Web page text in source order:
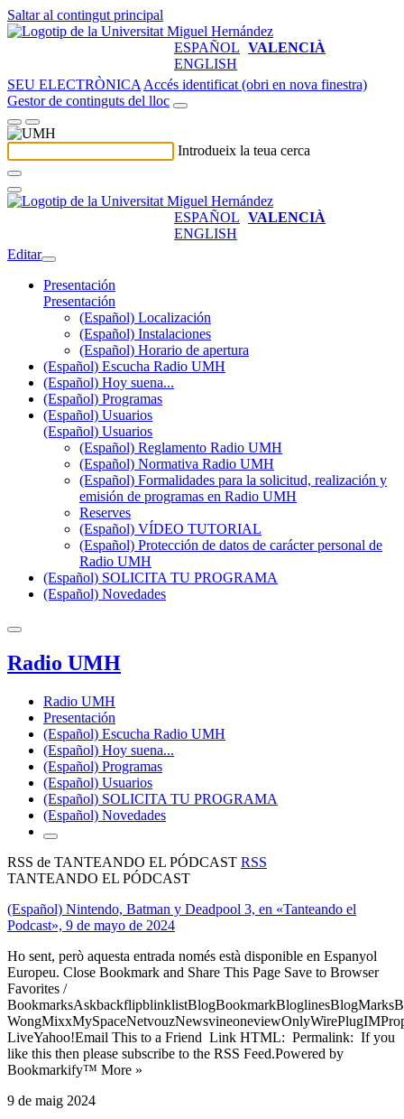
Saltar al contingut principal
ESPAÑOL VALENCIÀ
ENGLISH
SEU ELECTRÒNICA Accés identificat (obri en nova finestra)
Gestor de continguts del lloc
Introdueix la teua cerca
ESPAÑOL VALENCIÀ
ENGLISH
Editar
Presentación
Presentación
(Español) Localización
(Español) Instalaciones
(Español) Horario de apertura
(Español) Escucha Radio UMH
(Español) Hoy suena...
(Español) Programas
(Español) Usuarios
(Español) Usuarios
(Español) Reglamento Radio UMH
(Español) Normativa Radio UMH
(Español) Formalidades para la solicitud, realización y
emisión de programas en Radio UMH
Reserves
(Español) VÍDEO TUTORIAL
(Español) Protección de datos de carácter personal de
Radio UMH
(Español) SOLICITA TU PROGRAMA
(Español) Novedades
Radio UMH
Radio UMH
Presentación
(Español) Escucha Radio UMH
(Español) Hoy suena...
(Español) Programas
(Español) Usuarios
(Español) SOLICITA TU PROGRAMA
(Español) Novedades
RSS de TANTEANDO EL PÓDCAST RSS
TANTEANDO EL PÓDCAST
(Español) Nintendo, Batman y Deadpool 3, en «Tanteando el
Podcast», 9 de mayo de 2024
Ho sent, però aquesta entrada només està disponible en Espanyol
Europeu. Close Bookmark and Share This Page Save to Browser
Favorites /
LiveYahoo!Email This to a Friend Link HTML: Permalink: If you
like this then please subscribe to the RSS Feed.Powered by
Bookmarkify™ More »
9 de maig 2024